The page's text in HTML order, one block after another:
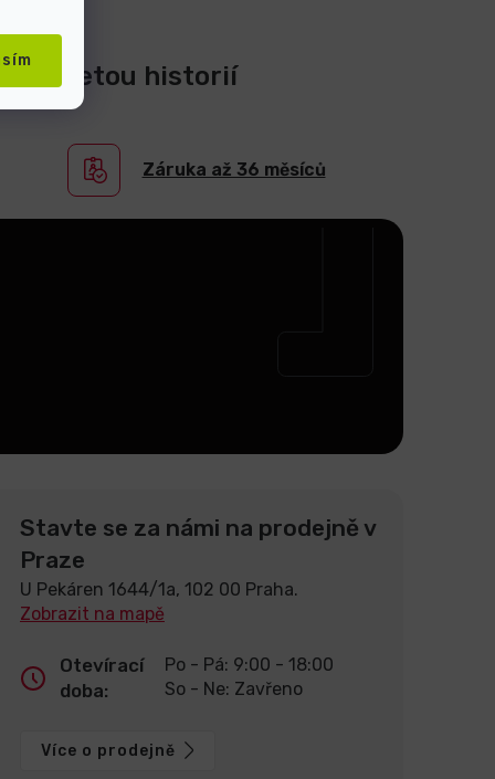
20-ti letou historií
Záruka až 36 měsíců
Stavte se za námi na prodejně v
Praze
U Pekáren 1644/1a, 102 00 Praha.
Zobrazit na mapě
Otevírací
doba:
Po - Pá: 9:00 - 18:00
So - Ne: Zavřeno
Více o prodejně